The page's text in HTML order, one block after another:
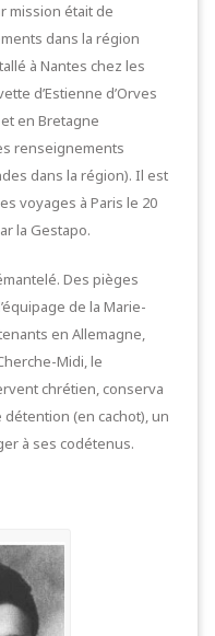
mission était de
dans la région
à Nantes chez les
d’Estienne d’Orves
en Bretagne
renseignements
dans la région). Il est
voyages à Paris le 20
la Gestapo.
Des pièges
de la Marie-
en Allemagne,
Midi, le
chrétien, conserva
(en cachot), un
à ses codétenus.